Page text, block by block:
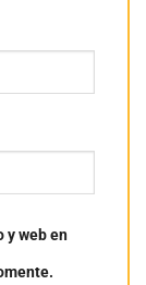
y web en